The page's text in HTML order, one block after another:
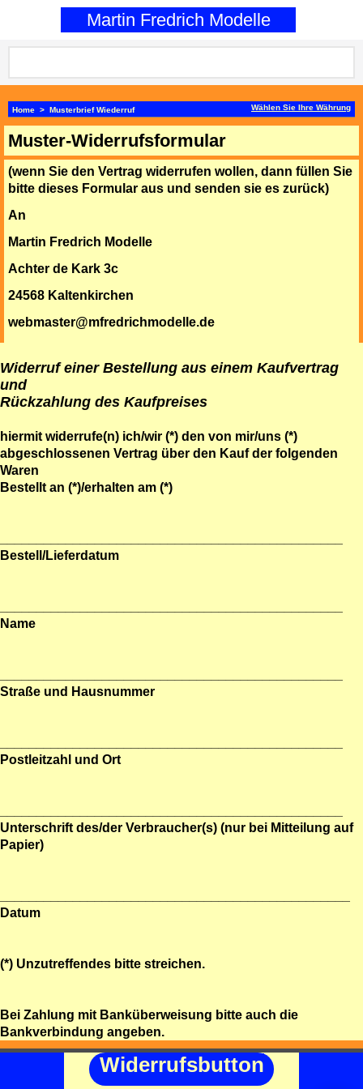
Martin Fredrich Modelle
Home > Musterbrief Wiederruf Wählen Sie Ihre Währung
Muster-Widerrufsformular
(wenn Sie den Vertrag widerrufen wollen, dann füllen Sie
bitte dieses Formular aus und senden sie es zurück)
An
Martin Fredrich Modelle
Achter de Kark 3c
24568 Kaltenkirchen
webmaster@mfredrichmodelle.de
Widerruf einer Bestellung aus einem Kaufvertrag
und
Rückzahlung des Kaufpreises
hiermit widerrufe(n) ich/wir (*) den von mir/uns (*)
abgeschlossenen Vertrag über den Kauf der folgenden
Waren
Bestellt an (*)/erhalten am (*)
Bestell/Lieferdatum
Name
Straße und Hausnummer
Postleitzahl und Ort
Unterschrift des/der Verbraucher(s) (nur bei Mitteilung auf
Papier)
Datum
(*) Unzutreffendes bitte streichen.
Bei Zahlung mit Banküberweisung bitte auch die
Bankverbindung angeben.
Widerrufsbutton